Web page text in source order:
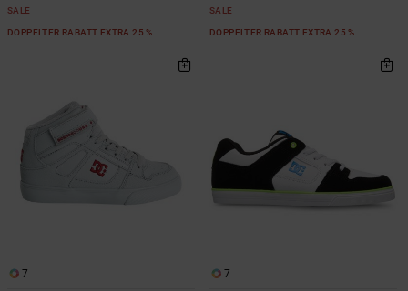
SALE
DOPPELTER RABATT EXTRA 25 %
SALE
DOPPELTER RABATT EXTRA 25 %
7 7